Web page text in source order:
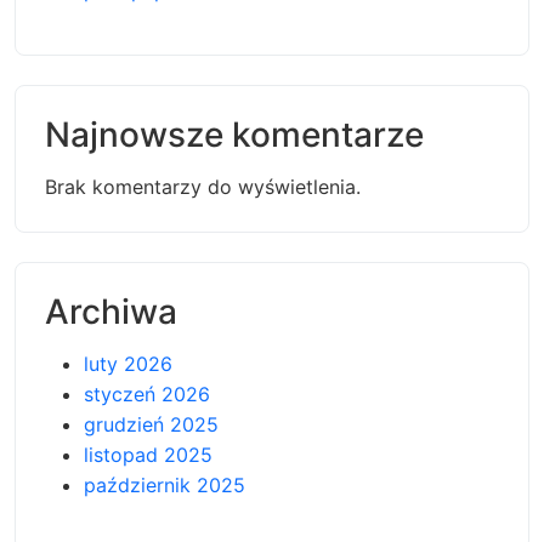
Najnowsze komentarze
Brak komentarzy do wyświetlenia.
Archiwa
luty 2026
styczeń 2026
grudzień 2025
listopad 2025
październik 2025